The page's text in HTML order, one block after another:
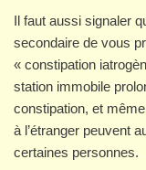
Il faut aussi signaler
secondaire de vous
« constipation
station immobile
constipation, et
à l’étranger peuvent
certaines personnes.